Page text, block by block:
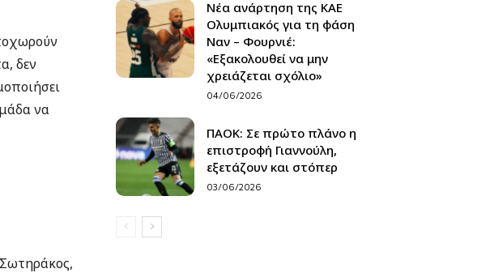
δεν
να
Νέα ανάρτηση της ΚΑΕ
Ολυμπιακός για τη φάση
Ναν – Φουρνιέ:
«Εξακολουθεί να μην
χρειάζεται σχόλιο»
04/06/2026
ΠΑΟΚ: Σε πρώτο πλάνο η
επιστροφή Γιαννούλη,
εξετάζουν και στόπερ
03/06/2026